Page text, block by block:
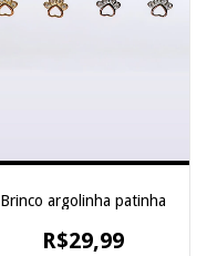
Brinco argolinha patinha
R$29,99